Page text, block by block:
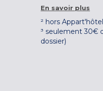
En savoir plus
² hors
³ seulement 30€
dossier)